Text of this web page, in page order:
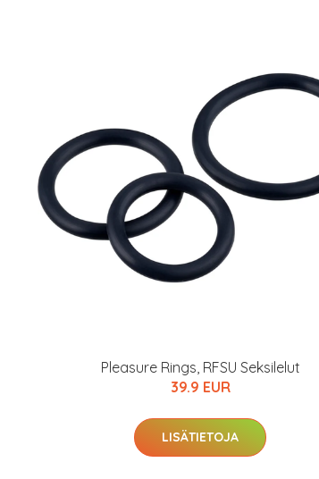
Pleasure Rings, RFSU Seksilelut
39.9 EUR
LISÄTIETOJA